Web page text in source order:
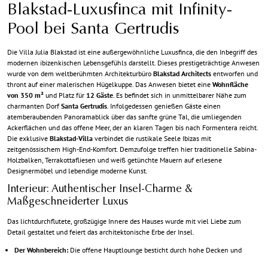
Blakstad-Luxusfinca mit Infinity-
Pool bei Santa Gertrudis
Die Villa Julia Blakstad ist eine außergewöhnliche Luxusfinca, die den Inbegriff des
modernen ibizenkischen Lebensgefühls darstellt. Dieses prestigeträchtige Anwesen
wurde von dem weltberühmten Architekturbüro Blakstad Architects entworfen und
thront auf einer malerischen Hügelkuppe. Das Anwesen bietet eine Wohnfläche
von 350 m² und Platz für 12 Gäste . Es befindet sich in unmittelbarer Nähe zum
charmanten Dorf Santa Gertrudis . Infolgedessen genießen Gäste einen
atemberaubenden Panoramablick über das sanfte grüne Tal, die umliegenden
Ackerflächen und das offene Meer, der an klaren Tagen bis nach Formentera reicht.
Die exklusive Blakstad-Villa verbindet die rustikale Seele Ibizas mit
zeitgenössischem High-End-Komfort. Demzufolge treffen hier traditionelle Sabina-
Holzbalken, Terrakottafliesen und weiß getünchte Mauern auf erlesene
Designermöbel und lebendige moderne Kunst.
Interieur: Authentischer Insel-Charme &
Maßgeschneiderter Luxus
Das lichtdurchflutete, großzügige Innere des Hauses wurde mit viel Liebe zum
Detail gestaltet und feiert das architektonische Erbe der Insel.
Der Wohnbereich: Die offene Hauptlounge besticht durch hohe Decken und